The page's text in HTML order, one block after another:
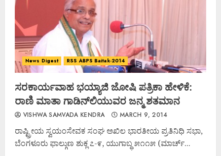
News Digest RSS ABPS Baitak-2014
ಸರಕಾರ್ಯವಾಹ ಭಯ್ಯಾಜಿ ಜೋಷಿ ಪತ್ರಿಕಾ ಹೇಳಿಕೆ:
ರಾಣಿ ಮಾತಾ ಗಾಡಿನ್‌ಲಿಯುವರ ಜನ್ಮ ಶತಮಾನ
VISHWA SAMVADA KENDRA MARCH 9, 2014
ರಾಷ್ಟ್ರೀಯ ಸ್ವಯಂಸೇವಕ ಸಂಘ ಅಖಿಲ ಭಾರತೀಯ ಪ್ರತಿನಿಧಿ ಸಭಾ,
ಬೆಂಗಳೂರು ಫಾಲ್ಗುಣ ಶುಕ್ಲ ೭-೯, ಯುಗಾಬ್ಧ ೫೧೧೫ (ಮಾರ್ಚ್...